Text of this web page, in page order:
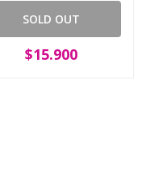
SOLD OUT
$15.900